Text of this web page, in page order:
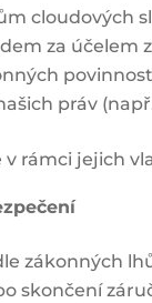
cloudových
za
práv
rámci jejich
zákonných
skončení